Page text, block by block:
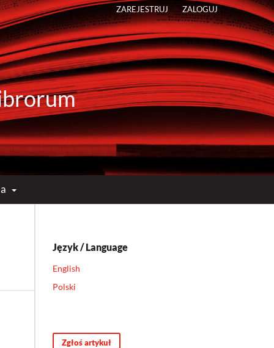
ZAREJESTRUJ ZALOGUJ
Język / Language
English
Polski
Zgłoś artykuł